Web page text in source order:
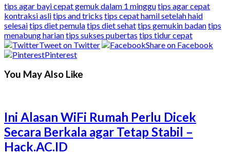
tips agar bayi cepat gemuk dalam 1 minggutips agar cepat
kontraksi aslitips and tricks tips cepat hamil setelah haid
selesaitips diet pemulatips diet sehattips gemukin badantips
menabung hariantips sukses pubertas tips tidur cepat
Tweet on Twitter
Share on Facebook
Pinterest
You May Also Like
Ini Alasan WiFi Rumah Perlu Dicek
Secara Berkala agar Tetap Stabil –
Hack.AC.ID